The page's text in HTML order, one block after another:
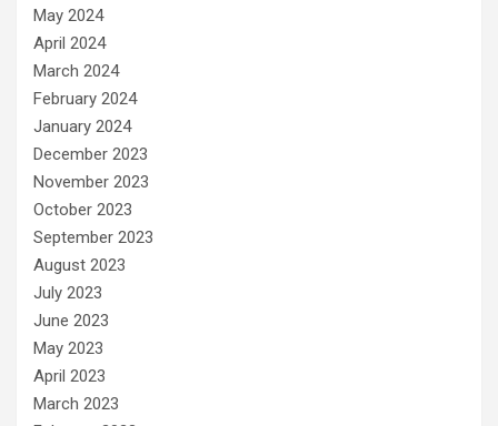
May 2024
April 2024
March 2024
February 2024
January 2024
December 2023
November 2023
October 2023
September 2023
August 2023
July 2023
June 2023
May 2023
April 2023
March 2023